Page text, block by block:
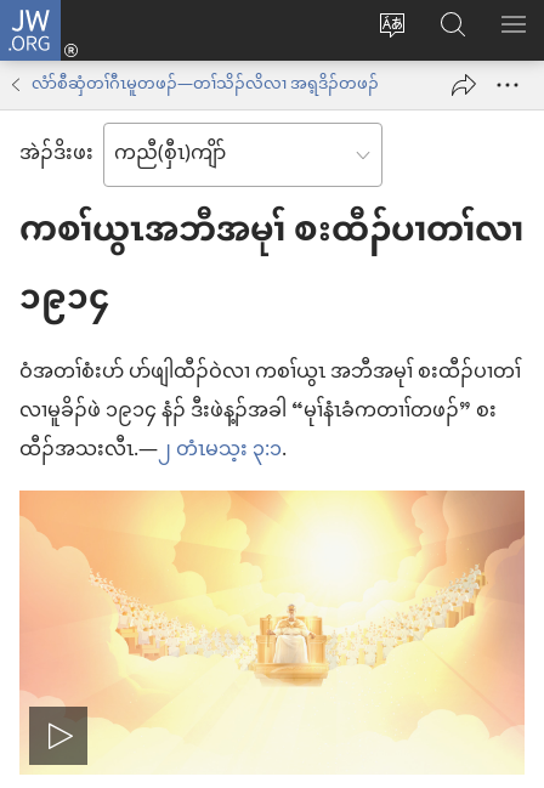
JW.ORG
ဆီ
လၢ
ဒိး
ကွၢ်
နုာ်
လီၤ
အိး
ထီၣ်
လၢ
အ
သီ
ဃု
JW.ORGဖျါ​​
လံာ်စီဆှံတၢ်ဂီၤမူတဖၣ်—တၢ်သိၣ်လိလၢ အရ့ဒိၣ်တဖၣ်
အဲၣ်​ဒိး​ဖး
ကစၢ်ယွၤအဘီအမုၢ် စးထီၣ်ပၢတၢ်လၢ
၁၉၁၄
ဝံအတၢ်စံးပာ် ပာ်ဖျါထီၣ်ဝဲလၢ ကစၢ်ယွၤ အဘီအမုၢ် စးထီၣ်ပၢတၢ်
လၢမူခိၣ်ဖဲ ၁၉၁၄ နံၣ်​ ဒီးဖဲန့ၣ်အခါ “မုၢ်နံၤခံကတၢၢ်တဖၣ်” စး
ထီၣ်အသးလီၤ.—၂ တံၤမသ့း ၃:၁.
အိး